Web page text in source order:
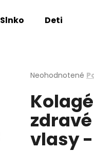
Slnko Deti
Priemerné
produktu
je
z
5
hviezdičiek.
Neohodnotené
vlasy -